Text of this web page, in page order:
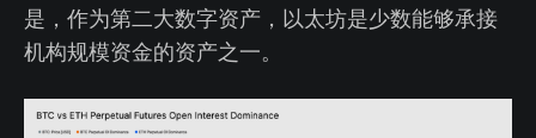
是，作为第二大数字资产，以太坊是少数能够承接
机构规模资金的资产之一。